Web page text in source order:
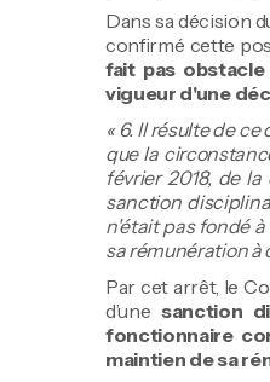
Dans sa décision
confirmé cette
fait pas
vigueur d'une
« 6. Il résulte de
que la
février 2018, de
sanction
n'était pas fondé
sa rémunération à
Par cet arrêt, le
d’une sanction
fonctionnaire
maintien de sa